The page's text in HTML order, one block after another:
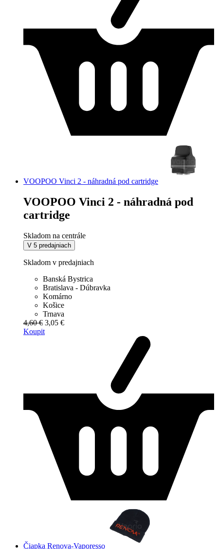
VOOPOO Vinci 2 - náhradná pod cartridge
VOOPOO Vinci 2 - náhradná pod
cartridge
Skladom na centrále
V 5 predajniach
Skladom v predajniach
Banská Bystrica
Bratislava - Dúbravka
Komárno
Košice
Trnava
4,60 € 3,05 €
Koupit
Čiapka Renova-Vaporesso